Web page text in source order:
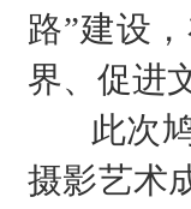
路”建设
界、促进
此次鸠
摄影艺术